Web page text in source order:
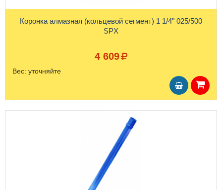
Коронка алмазная (кольцевой сегмент) 1 1/4" 025/500
SPX
4 609
Вес: уточняйте